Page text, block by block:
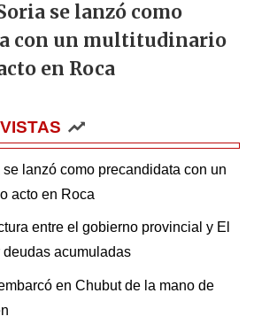
se lanzó como
con un multitudinario
en Roca
lanzó como precandidata con un
acto en Roca
entre el gobierno provincial y El
acumuladas
en Chubut de la mano de